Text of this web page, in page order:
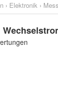
› Elektronik ›